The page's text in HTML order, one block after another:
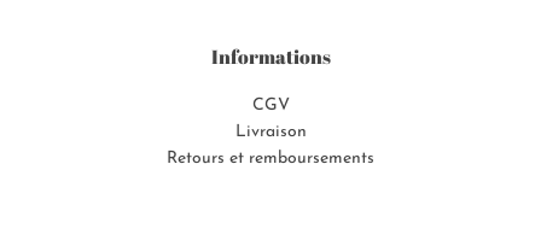
Informations
CGV
Livraison
Retours et remboursements